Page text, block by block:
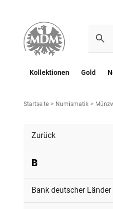
Kollektionen Gold
Startseite > Numismatik >
Zurück
B
Bank deutscher Länder